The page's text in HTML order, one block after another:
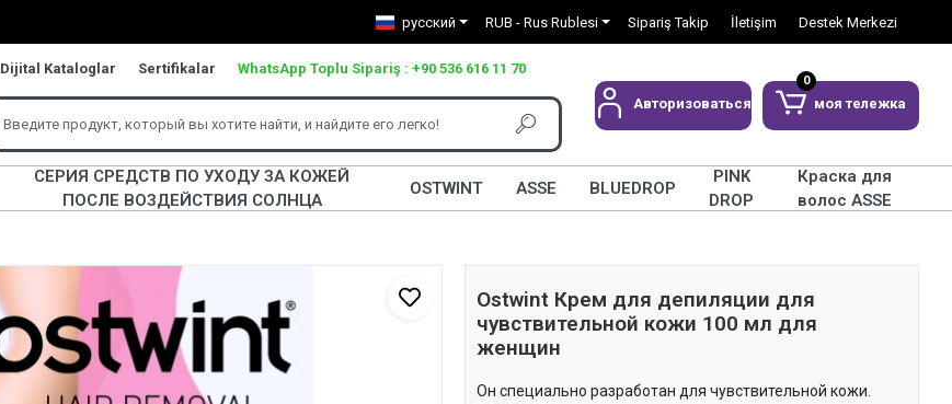
русский RUB - Rus Rublesi Sipariş Takip İletişim Destek Merkezi
Dijital Kataloglar Sertifikalar WhatsApp Toplu Sipariş : +90 536 616 11 70
Авторизоваться
0
моя тележка
СЕРИЯ СРЕДСТВ ПО УХОДУ ЗА КОЖЕЙ
ПОСЛЕ ВОЗДЕЙСТВИЯ СОЛНЦА
OSTWINT ASSE BLUEDROP
PINK
DROP
Краска для
волос ASSE
Ostwint Крем для депиляции для
чувствительной кожи 100 мл для
женщин
Он специально разработан для чувствительной кожи.